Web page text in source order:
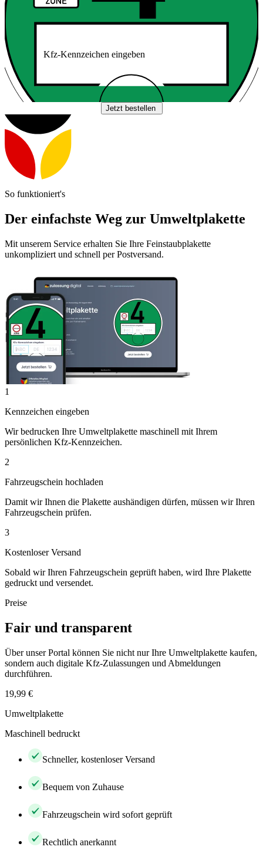
Kfz-Kennzeichen eingeben
Jetzt bestellen
So funktioniert's
Der einfachste Weg zur Umweltplakette
Mit unserem Service erhalten Sie Ihre Feinstaubplakette
unkompliziert und schnell per Postversand.
1
Kennzeichen eingeben
Wir bedrucken Ihre Umweltplakette maschinell mit Ihrem
persönlichen Kfz-Kennzeichen.
2
Fahrzeugschein hochladen
Damit wir Ihnen die Plakette aushändigen dürfen, müssen wir Ihren
Fahrzeugschein prüfen.
3
Kostenloser Versand
Sobald wir Ihren Fahrzeugschein geprüft haben, wird Ihre Plakette
gedruckt und versendet.
Preise
Fair und transparent
Über unser Portal können Sie nicht nur Ihre Umweltplakette kaufen,
sondern auch digitale Kfz-Zulassungen und Abmeldungen
durchführen.
19,99 €
Umweltplakette
Maschinell bedruckt
Schneller, kostenloser Versand
Bequem von Zuhause
Fahrzeugschein wird sofort geprüft
Rechtlich anerkannt